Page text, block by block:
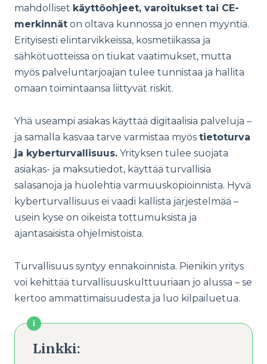
mahdolliset käyttöohjeet, varoitukset tai CE-
merkinnät on oltava kunnossa jo ennen myyntiä.
Erityisesti elintarvikkeissa, kosmetiikassa ja
sähkötuotteissa on tiukat vaatimukset, mutta
myös palveluntarjoajan tulee tunnistaa ja hallita
omaan toimintaansa liittyvät riskit.
Yhä useampi asiakas käyttää digitaalisia palveluja –
ja samalla kasvaa tarve varmistaa myös tietoturva
ja kyberturvallisuus. Yrityksen tulee suojata
asiakas- ja maksutiedot, käyttää turvallisia
salasanoja ja huolehtia varmuuskopioinnista. Hyvä
kyberturvallisuus ei vaadi kallista järjestelmää –
usein kyse on oikeista tottumuksista ja
ajantasaisista ohjelmistoista.
Turvallisuus syntyy ennakoinnista. Pienikin yritys
voi kehittää turvallisuuskulttuuriaan jo alussa – se
kertoo ammattimaisuudesta ja luo kilpailuetua.
Linkki: